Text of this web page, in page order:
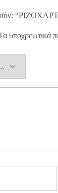
υποχρεωτικά